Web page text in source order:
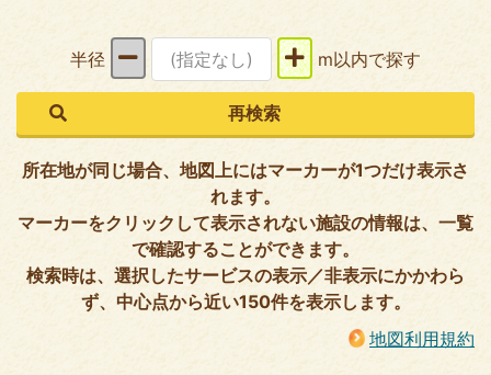
半径 m以内で探す
所在地が同じ場合、地図上にはマーカーが1つだけ表示さ
れます。
マーカーをクリックして表示されない施設の情報は、一覧
で確認することができます。
検索時は、選択したサービスの表示／非表示にかかわら
ず、中心点から近い150件を表示します。
地図利用規約